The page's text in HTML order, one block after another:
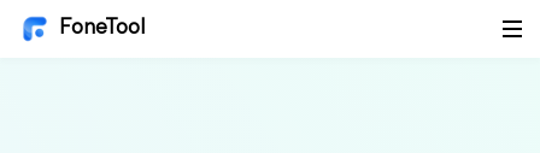
FoneTool